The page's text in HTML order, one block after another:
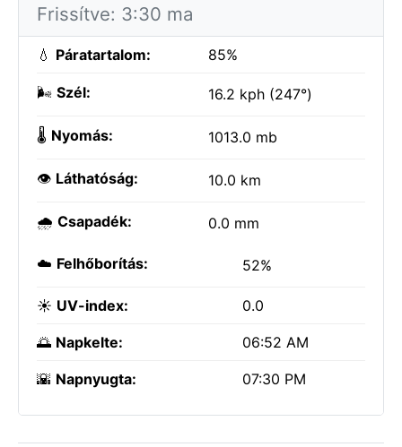
Frissítve: 3:30 ma
💧 Páratartalom: 85%
🌬️ Szél: 16.2 kph (247°)
🌡️ Nyomás: 1013.0 mb
👁️ Láthatóság: 10.0 km
🌧️ Csapadék: 0.0 mm
☁️ Felhőborítás: 52%
☀️ UV-index: 0.0
🌅 Napkelte: 06:52 AM
🌇 Napnyugta: 07:30 PM